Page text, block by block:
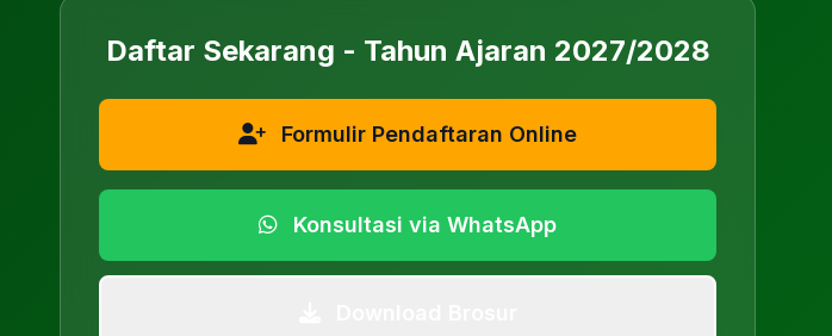
Daftar Sekarang - Tahun Ajaran 2027/2028
Formulir Pendaftaran Online
Konsultasi via WhatsApp